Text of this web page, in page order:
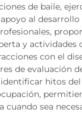
de baile,
al
y actividades
con el
de evaluación
hitos
sea